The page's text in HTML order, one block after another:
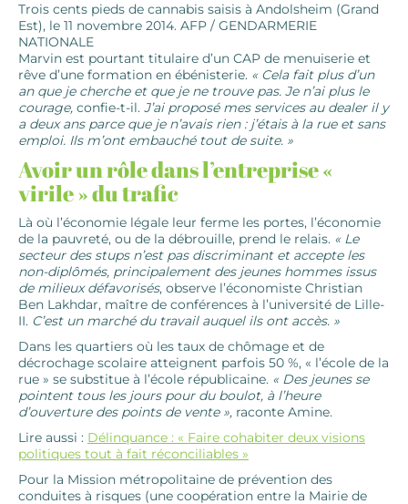
Trois cents pieds de cannabis saisis à Andolsheim (Grand
Est), le 11 novembre 2014. AFP / GENDARMERIE
NATIONALE
Marvin est pourtant titulaire d’un CAP de menuiserie et
rêve d’une formation en ébénisterie. « Cela fait plus d’un
an que je cherche et que je ne trouve pas. Je n’ai plus le
courage, confie-t-il. J’ai proposé mes services au dealer il y
a deux ans parce que je n’avais rien : j’étais à la rue et sans
emploi. Ils m’ont embauché tout de suite. »
Avoir un rôle dans l’entreprise «
virile » du trafic
Là où l’économie légale leur ferme les portes, l’économie
de la pauvreté, ou de la débrouille, prend le relais. « Le
secteur des stups n’est pas discriminant et accepte les
non-diplômés, principalement des jeunes hommes issus
de milieux défavorisés, observe l’économiste Christian
Ben Lakhdar, maître de conférences à l’université de Lille-
II. C’est un marché du travail auquel ils ont accès. »
Dans les quartiers où les taux de chômage et de
décrochage scolaire atteignent parfois 50 %, « l’école de la
rue » se substitue à l’école républicaine. « Des jeunes se
pointent tous les jours pour du boulot, à l’heure
d’ouverture des points de vente », raconte Amine.
Lire aussi : Délinquance : « Faire cohabiter deux visions
politiques tout à fait réconciliables »
Pour la Mission métropolitaine de prévention des
conduites à risques (une coopération entre la Mairie de